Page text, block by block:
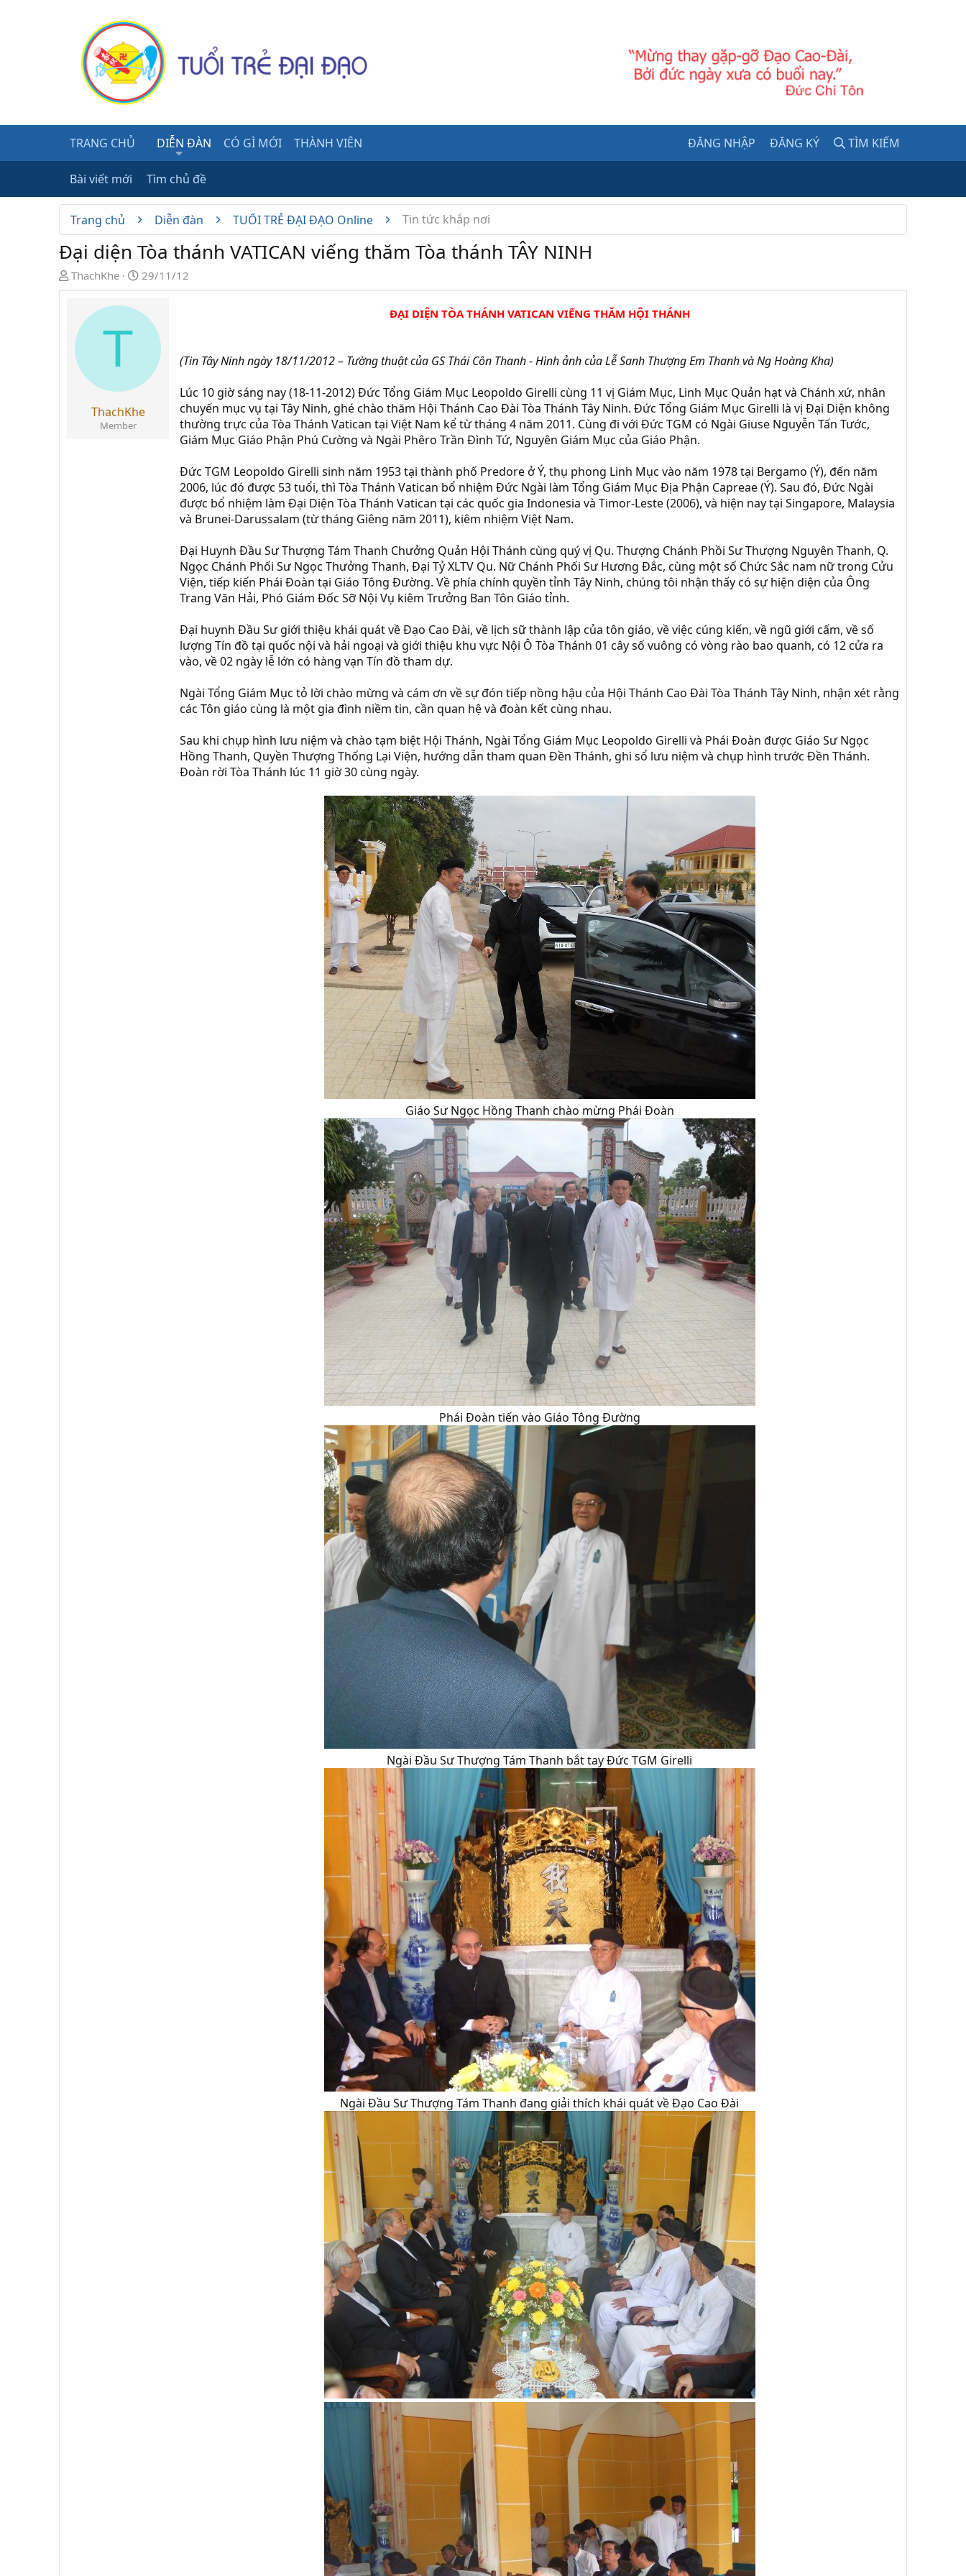
TRANG CHỦ DIỄN ĐÀN CÓ GÌ MỚI THÀNH VIÊN ĐĂNG NHẬP ĐĂNG KÝ TÌM KIẾM
Bài viết mới Tìm chủ đề
Trang chủ Diễn đàn TUỔI TRẺ ĐẠI ĐẠO Online Tin tức khắp nơi
Đại diện Tòa thánh VATICAN viếng thăm Tòa thánh TÂY NINH
N
g
k
h
ThachKhe
N
g
y
29/11/12
T
ThachKhe
Member
ĐẠI DIỆN TÒA THÁNH VATICAN VIẾNG THĂM HỘI THÁNH
(Tin Tây Ninh ngày 18/11/2012 – Tường thuật của GS Thái Côn Thanh - Hình ảnh của Lễ Sanh Thượng Em Thanh và Ng Hoàng Kha)
Lúc 10 giờ sáng nay (18-11-2012) Đức Tổng Giám Mục Leopoldo Girelli cùng 11 vị Giám Mục, Linh Mục Quản hạt và Chánh xứ, nhân
chuyến mục vụ tại Tây Ninh, ghé chào thăm Hội Thánh Cao Đài Tòa Thánh Tây Ninh. Đức Tổng Giám Mục Girelli là vị Đại Diện không
thường trực của Tòa Thánh Vatican tại Việt Nam kể từ tháng 4 năm 2011. Cùng đi với Đức TGM có Ngài Giuse Nguyễn Tấn Tước,
Giám Mục Giáo Phận Phú Cường và Ngài Phêro Trần Đình Tứ, Nguyên Giám Mục của Giáo Phận.
Đức TGM Leopoldo Girelli sinh năm 1953 tại thành phố Predore ở Ý, thụ phong Linh Mục vào năm 1978 tại Bergamo (Ý), đến năm
2006, lúc đó được 53 tuổi, thì Tòa Thánh Vatican bổ nhiệm Đức Ngài làm Tổng Giám Mục Địa Phận Capreae (Ý). Sau đó, Đức Ngài
được bổ nhiệm làm Đại Diện Tòa Thánh Vatican tại các quốc gia Indonesia và Timor-Leste (2006), và hiện nay tại Singapore, Malaysia
và Brunei-Darussalam (từ tháng Giêng năm 2011), kiêm nhiệm Việt Nam.
Đại Huynh Đầu Sư Thượng Tám Thanh Chưởng Quản Hội Thánh cùng quý vị Qu. Thượng Chánh Phồi Sư Thượng Nguyên Thanh, Q.
Ngọc Chánh Phối Sư Ngọc Thưởng Thanh, Đại Tỷ XLTV Qu. Nữ Chánh Phối Sư Hương Đắc, cùng một số Chức Sắc nam nữ trong Cửu
Viện, tiếp kiến Phái Đoàn tại Giáo Tông Đường. Về phía chính quyền tỉnh Tây Ninh, chúng tôi nhận thấy có sự hiện diện của Ông
Trang Văn Hải, Phó Giám Đốc Sỡ Nội Vụ kiêm Trưởng Ban Tôn Giáo tỉnh.
Đại huynh Đầu Sư giới thiệu khái quát về Đạo Cao Đài, về lịch sữ thành lập của tôn giáo, về việc cúng kiến, về ngũ giới cấm, về số
lượng Tín đồ tại quốc nội và hải ngoại và giới thiệu khu vực Nội Ô Tòa Thánh 01 cây số vuông có vòng rào bao quanh, có 12 cửa ra
vào, về 02 ngày lễ lớn có hàng vạn Tín đồ tham dự.
Ngài Tổng Giám Mục tỏ lời chào mừng và cám ơn về sự đón tiếp nồng hậu của Hội Thánh Cao Đài Tòa Thánh Tây Ninh, nhận xét rằng
các Tôn giáo cùng là một gia đình niềm tin, cần quan hệ và đoàn kết cùng nhau.
Sau khi chụp hình lưu niệm và chào tạm biệt Hội Thánh, Ngài Tổng Giám Mục Leopoldo Girelli và Phái Đoàn được Giáo Sư Ngọc
Hồng Thanh, Quyền Thượng Thống Lại Viện, hướng dẫn tham quan Đền Thánh, ghi sổ lưu niệm và chụp hình trước Đền Thánh.
Đoàn rời Tòa Thánh lúc 11 giờ 30 cùng ngày.
Giáo Sư Ngọc Hồng Thanh chào mừng Phái Đoàn​
Phái Đoàn tiến vào Giáo Tông Đường​
Ngài Đầu Sư Thượng Tám Thanh bắt tay Đức TGM Girelli​
Ngài Đầu Sư Thượng Tám Thanh đang giải thích khái quát về Đạo Cao Đài​